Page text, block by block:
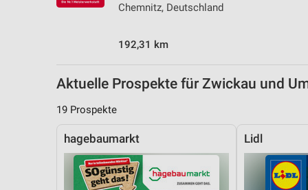
Chemnitz, Deutschland
192,31 km
Aktuelle Prospekte für Zwickau und
19 Prospekte
hagebaumarkt Lidl
IAB-Besonderheiten:
Nicht-IAB-Verarbeitungszwecke:
Notwendig
Performance